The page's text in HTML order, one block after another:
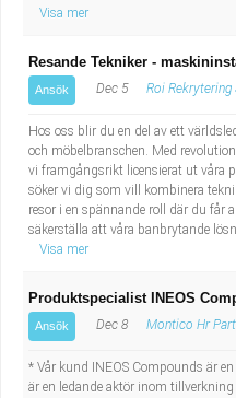
Visa mer
Resande Tekniker -
Ansök Dec 5 Roi Rekrytering
Hos oss blir du en del av ett
och möbelbranschen. Med
vi framgångsrikt licensierat ut våra
söker vi dig som vill kombinera
resor i en spännande roll där du får
säkerställa att våra banbrytande
Visa mer
Produktspecialist INEOS
Ansök Dec 8 Montico Hr
* Vår kund INEOS Compounds är
är en ledande aktör inom